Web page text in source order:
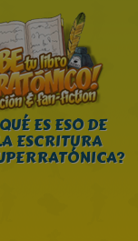
ES ESO DE
ESCRITURA